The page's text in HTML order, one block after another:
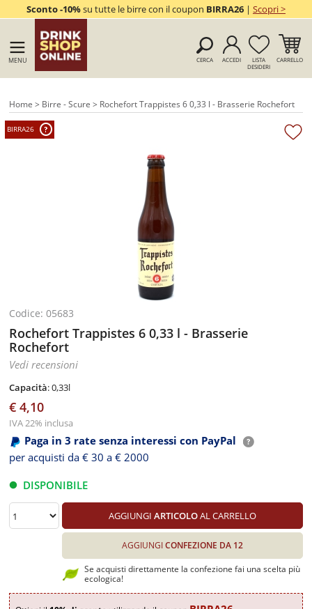
Sconto -10%su tutte le birre con il coupon BIRRA26| Scopri >
MENU CERCA ACCEDI
LISTA
DESIDERI
CARRELLO
Home > Birre - Scure > Rochefort Trappistes 6 0,33 l - Brasserie Rochefort
BIRRA26
Codice: 05683
Rochefort Trappistes 6 0,33 l - Brasserie
Rochefort
Vedi recensioni
Capacità: 0,33l
€ 4,10
IVA 22% inclusa
Paga in 3 rate senza interessi con PayPal
per acquisti da € 30 a € 2000
DISPONIBILE
AGGIUNGI ARTICOLOAL CARRELLO
AGGIUNGICONFEZIONE DA 12
Se acquisti direttamente la confezione fai una scelta più
ecologica!